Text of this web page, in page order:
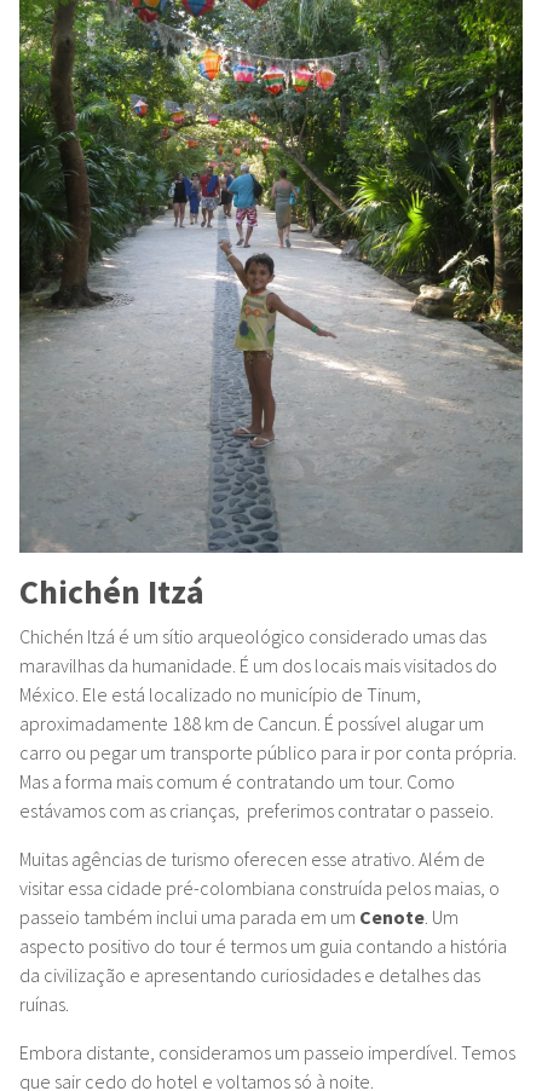
Chichén Itzá
Chichén Itzá é um sítio arqueológico considerado umas das
maravilhas da humanidade. É um dos locais mais visitados do
México. Ele está localizado no município de Tinum,
aproximadamente 188 km de Cancun. É possível alugar um
carro ou pegar um transporte público para ir por conta própria.
Mas a forma mais comum é contratando um tour. Como
estávamos com as crianças, preferimos contratar o passeio.
Muitas agências de turismo oferecen esse atrativo. Além de
visitar essa cidade pré-colombiana construída pelos maias, o
passeio também inclui uma parada em um Cenote . Um
aspecto positivo do tour é termos um guia contando a história
da civilização e apresentando curiosidades e detalhes das
ruínas.
Embora distante, consideramos um passeio imperdível. Temos
que sair cedo do hotel e voltamos só à noite.